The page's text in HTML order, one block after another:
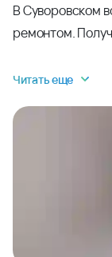
В Суворовском
ремонтом.
Читать еще